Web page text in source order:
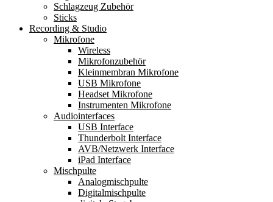
Schlagzeug Zubehör
Sticks
Recording & Studio
Mikrofone
Wireless
Mikrofonzubehör
Kleinmembran Mikrofone
USB Mikrofone
Headset Mikrofone
Instrumenten Mikrofone
Audiointerfaces
USB Interface
Thunderbolt Interface
AVB/Netzwerk Interface
iPad Interface
Mischpulte
Analogmischpulte
Digitalmischpulte